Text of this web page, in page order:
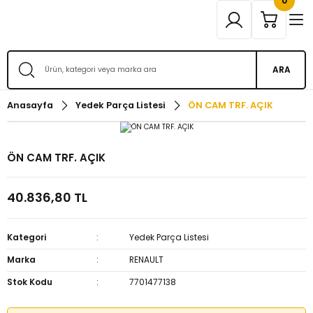
ARA
Anasayfa Yedek Parça Listesi ÖN CAM TRF. AÇIK
ÖN CAM TRF. AÇIK
40.836,80 TL
Kategori
Yedek Parça Listesi
Marka
RENAULT
Stok Kodu
7701477138